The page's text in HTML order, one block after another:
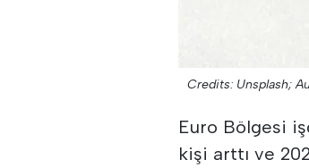
Credits: Unsplash;
Euro Bölgesi
kişi arttı ve